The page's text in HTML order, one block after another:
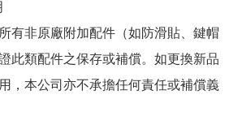
有非原廠附加配件（如防滑貼、鍵帽
此類配件之保存或補償。如更換新品
，本公司亦不承擔任何責任或補償義